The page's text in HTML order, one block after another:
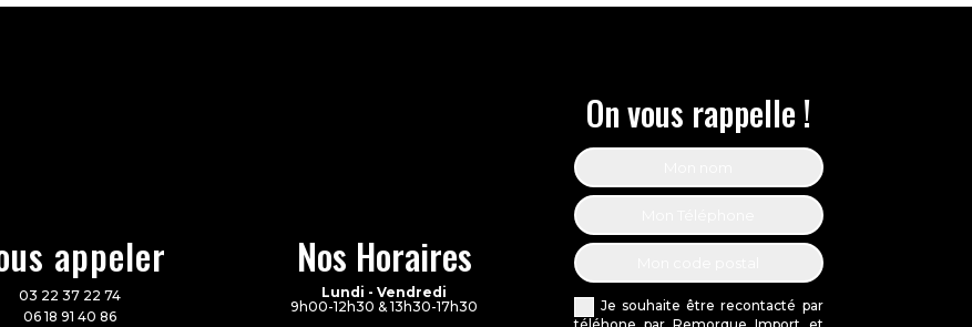
appeler
03 22 37 22 74
06 18 91 40 86
Nos Horaires
Lundi - Vendredi
9h00-12h30 & 13h30-17h30
On vous rappelle !
Je souhaite être recontacté par